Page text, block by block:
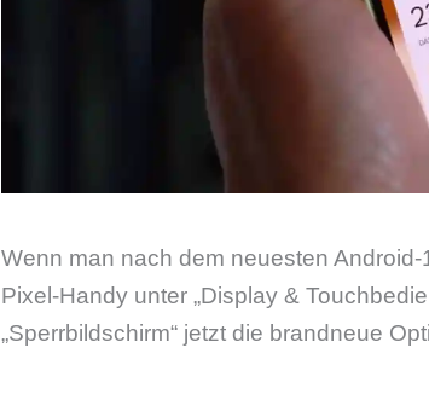
Wenn man nach dem neuesten
Pixel-Handy unter „Display &
„Sperrbildschirm“ jetzt die brandneue